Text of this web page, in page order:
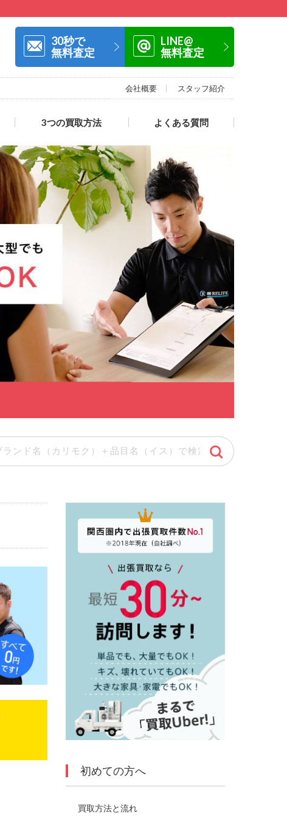
30秒で
無料査定
LINE@
無料査定
会社概要 スタッフ紹介
3つの買取方法 よくある質問
初めての方へ
買取方法と流れ